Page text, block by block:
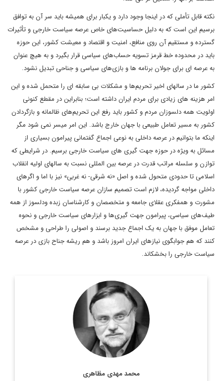
نکته قابل تأملی که در اینجا وجود دارد و یکبار برای همیشه باید سر آن به توافق
برسیم این است که به دلیل حساسیت‌های خاص عرصه سیاست خارجی و تأثیرات
گسترده و مستقیم آن روی منافع، امنیت و اقتصاد و معیشت کشور، این حوزه
باید در محدوده خط قرمز تسویه حساب‌های سیاسی قرار بگیرد و به هیچ عنوان
به عرصه ای برای جولان برنامه ها و بازی‌های سیاسی و جناحی تبدیل نشود.
کشور ما در سالهای اخیر تحریم‌ها و مشکلات بی سابقه ای را متحمل شده و این
امر هزینه های زیادی برای مردم ایران داشته است؛ بنابراین در مقطع کنونی
اولویت همه دلسوزان مردم و کشور باید رفع این تحریم‌های ظالمانه و بازگردادن
کشور به مسیر تعامل طبیعی با جهان خارج باشد. این امر میسر نمی شود مگر
اینکه ما بتوانیم در عرصه داخلی به نوعی اجماع گفتمانی پیرامون بسیاری از
مسائل به ویژه در حوزه جهت گیری های سیاست خارجی برسیم. در شرایطی که
توازن و سلسله مراتب قدرت در عرصه بین المللی نسبت به سالهای اولیه انقلاب
اسلامی تا حدودی متحول شده و اصل «نه شرقی- نه غربی» نیز با اما و اگرهای
داخلی مواجه گردیده، لازم است تصمیم سازان عرصه سیاست خارجی کشور با
مشورت و همفکری عقلای جامعه و متخصصان و کارشناسان زبده ودلسوز از همه
طیف‌های سیاسی، پیرامون جهت گیری‌ها و ابزارهای سیاست خارجی و نحوه
تعامل موفق با جهان به یک اجماع جدید برسند و اصولی را طراحی و مشخص
کنند که هم جوابگوی نیازهای ایران امروز باشد و هم ریشه جناح بازی در عرصه
سیاست خارجی را بخشکاند.
محمد مهدی مظاهری
دکتر محمد مهدی مظاهری، استاد دانشگاه، رئیس موسسه فرهنگی
اکو، عضو هیات امنای پژوهشگاه فرهنگ و هنر و ارتباطات، مشاور
رییس فقید مجمع تشخیص مصلحت نظام، مشاور وزیر امور ...
اطلاعات بیشتر